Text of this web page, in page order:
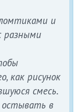
и
разными
как рисунок
смесь.
в